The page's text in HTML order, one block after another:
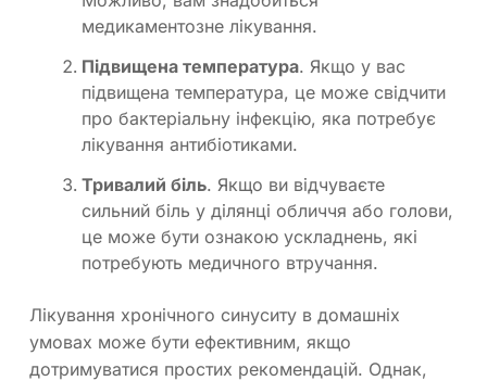
медикаментозне лікування.
Підвищена температура. Якщо у вас
підвищена температура, це може свідчити
про бактеріальну інфекцію, яка потребує
лікування антибіотиками.
Тривалий біль. Якщо ви відчуваєте
сильний біль у ділянці обличчя або голови,
це може бути ознакою ускладнень, які
потребують медичного втручання.
Лікування хронічного синуситу в домашніх
умовах може бути ефективним, якщо
дотримуватися простих рекомендацій. Однак,